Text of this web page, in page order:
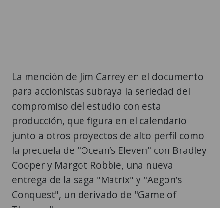
La mención de Jim Carrey en el documento
para accionistas subraya la seriedad del
compromiso del estudio con esta
producción, que figura en el calendario
junto a otros proyectos de alto perfil como
la precuela de "Ocean’s Eleven" con Bradley
Cooper y Margot Robbie, una nueva
entrega de la saga "Matrix" y "Aegon’s
Conquest", un derivado de "Game of